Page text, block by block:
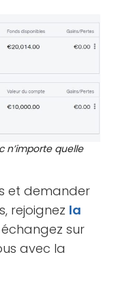
n’importe quelle
et demander
rejoignez la
sur
avec la